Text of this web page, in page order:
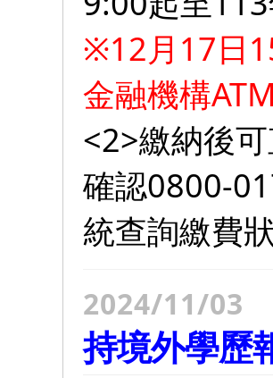
※12月17日
金融機構
<2>繳納後
確認0800-
統查詢繳費
2024/11/03
持境外學歷